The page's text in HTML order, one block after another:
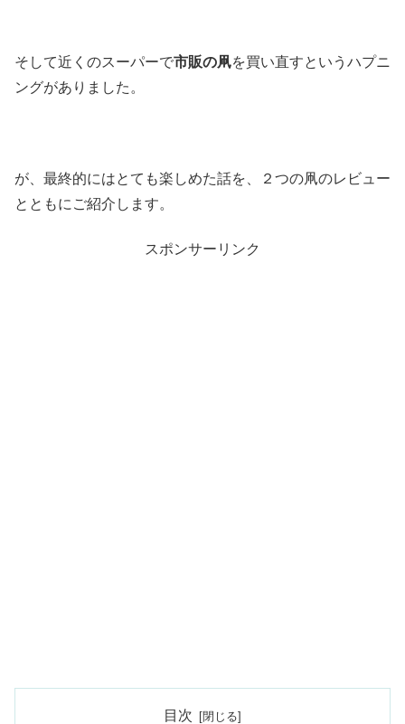
そして近くのスーパーで市販の凧を買い直すというハプニ
ングがありました。
が、最終的にはとても楽しめた話を、２つの凧のレビュー
とともにご紹介します。
スポンサーリンク
目次